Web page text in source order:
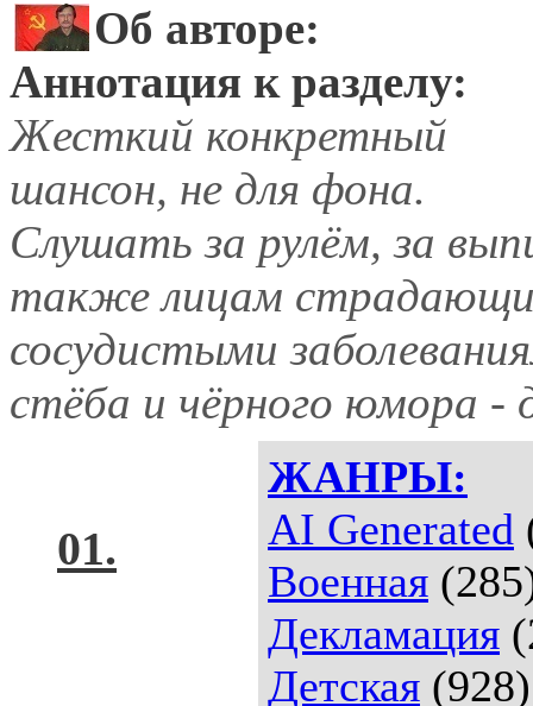
Об авторе:
Аннотация к разделу:
Жесткий конкретный
шансон, не для фона.
Слушать за рулём, за
также лицам
сосудистыми
стёба и чёрного юмора
ЖАНРЫ:
AI Generated
Военная
Декламация
Детская (928)
01.